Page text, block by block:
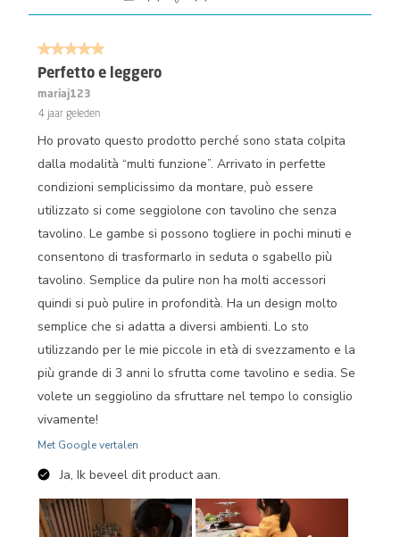
5 van 5 sterren.
Perfetto e leggero
mariaj123
4 jaar geleden
Ho provato questo prodotto perché sono stata colpita
dalla modalità “multi funzione”. Arrivato in perfette
condizioni semplicissimo da montare, può essere
utilizzato si come seggiolone con tavolino che senza
tavolino. Le gambe si possono togliere in pochi minuti e
consentono di trasformarlo in seduta o sgabello più
tavolino. Semplice da pulire non ha molti accessori
quindi si può pulire in profondità. Ha un design molto
semplice che si adatta a diversi ambienti. Lo sto
utilizzando per le mie piccole in età di svezzamento e la
più grande di 3 anni lo sfrutta come tavolino e sedia. Se
volete un seggiolino da sfruttare nel tempo lo consiglio
vivamente!
Met Google vertalen
Ja, Ik beveel dit product aan.